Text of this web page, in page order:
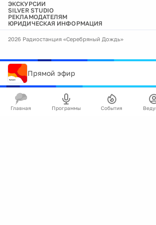
ЭКСКУРСИИ
SILVER STUDIO
РЕКЛАМОДАТЕЛЯМ
ЮРИДИЧЕСКАЯ ИНФОРМАЦИЯ
2026 Радиостанция «Серебряный Дождь»
Прямой эфир
Главная Программы События